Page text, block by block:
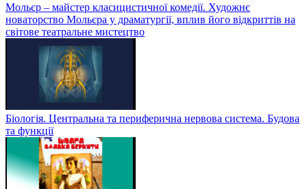
Мольєр – майстер класицистичної комедії. Художнє
новаторство Мольєра у драматургії, вплив його відкриттів на
світове театральне мистецтво
Біологія. Центральна та периферична нервова система. Будова
та функції